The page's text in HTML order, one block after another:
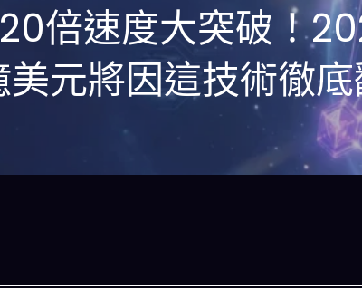
倍速度大突破！
美元將因這技術徹